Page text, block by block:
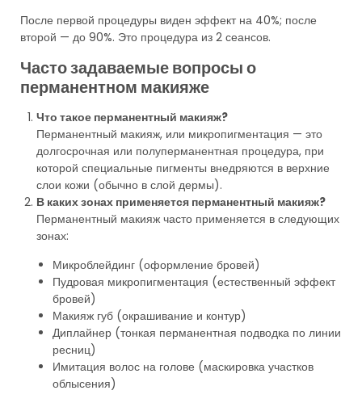
После первой процедуры виден эффект на 40%; после
второй — до 90%. Это процедура из 2 сеансов.
Часто задаваемые вопросы о
перманентном макияже
Что такое перманентный макияж?
Перманентный макияж, или микропигментация — это
долгосрочная или полуперманентная процедура, при
которой специальные пигменты внедряются в верхние
слои кожи (обычно в слой дермы).
В каких зонах применяется перманентный макияж?
Перманентный макияж часто применяется в следующих
зонах:
Микроблейдинг (оформление бровей)
Пудровая микропигментация (естественный эффект
бровей)
Макияж губ (окрашивание и контур)
Диплайнер (тонкая перманентная подводка по линии
ресниц)
Имитация волос на голове (маскировка участков
облысения)